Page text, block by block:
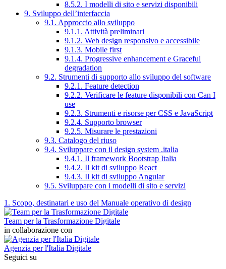
8.5.2. I modelli di sito e servizi disponibili
9. Sviluppo dell’interfaccia
9.1. Approccio allo sviluppo
9.1.1. Attività preliminari
9.1.2. Web design responsivo e accessibile
9.1.3. Mobile first
9.1.4. Progressive enhancement e Graceful
degradation
9.2. Strumenti di supporto allo sviluppo del software
9.2.1. Feature detection
9.2.2. Verificare le feature disponibili con Can I
use
9.2.3. Strumenti e risorse per CSS e JavaScript
9.2.4. Supporto browser
9.2.5. Misurare le prestazioni
9.3. Catalogo del riuso
9.4. Sviluppare con il design system .italia
9.4.1. Il framework Bootstrap Italia
9.4.2. Il kit di sviluppo React
9.4.3. Il kit di sviluppo Angular
9.5. Sviluppare con i modelli di sito e servizi
1. Scopo, destinatari e uso del Manuale operativo di design
Team per la Trasformazione Digitale
in collaborazione con
Agenzia per l'Italia Digitale
Seguici su